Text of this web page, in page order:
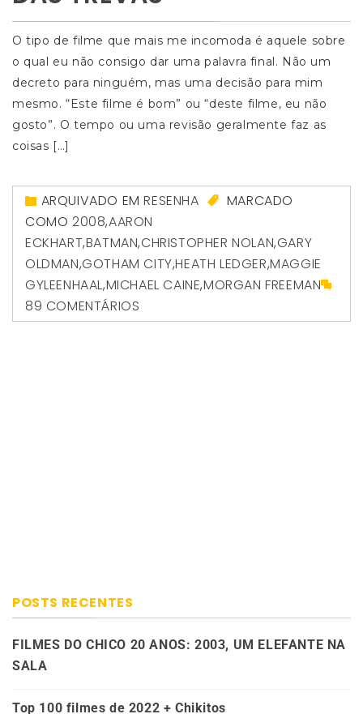
O tipo de filme que mais me incomoda é aquele sobre
o qual eu não consigo dar uma palavra final. Não um
decreto para ninguém, mas uma decisão para mim
mesmo. “Este filme é bom” ou “deste filme, eu não
gosto”. O tempo ou uma revisão geralmente faz as
coisas […]
ARQUIVADO EMRESENHA
MARCADO
COMO 2008,AARON
ECKHART,BATMAN,CHRISTOPHER NOLAN,GARY
OLDMAN,GOTHAM CITY,HEATH LEDGER,MAGGIE
GYLEENHAAL,MICHAEL CAINE,MORGAN FREEMAN
89 COMENTÁRIOS
POSTS RECENTES
FILMES DO CHICO 20 ANOS: 2003, UM ELEFANTE NA
SALA
Top 100 filmes de 2022 + Chikitos